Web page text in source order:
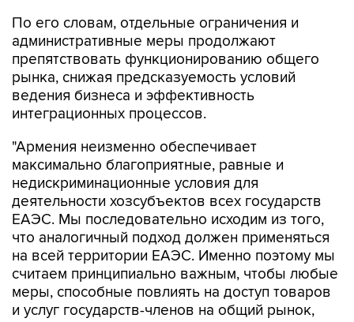
По его словам, отдельные ограничения и
административные меры продолжают
препятствовать функционированию общего
рынка, снижая предсказуемость условий
ведения бизнеса и эффективность
интеграционных процессов.
"Армения неизменно обеспечивает
максимально благоприятные, равные и
недискриминационные условия для
деятельности хозсубъектов всех государств
ЕАЭС. Мы последовательно исходим из того,
что аналогичный подход должен применяться
на всей территории ЕАЭС. Именно поэтому мы
считаем принципиально важным, чтобы любые
меры, способные повлиять на доступ товаров
и услуг государств-членов на общий рынок,